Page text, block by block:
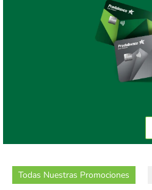
Todas Nuestras Promociones